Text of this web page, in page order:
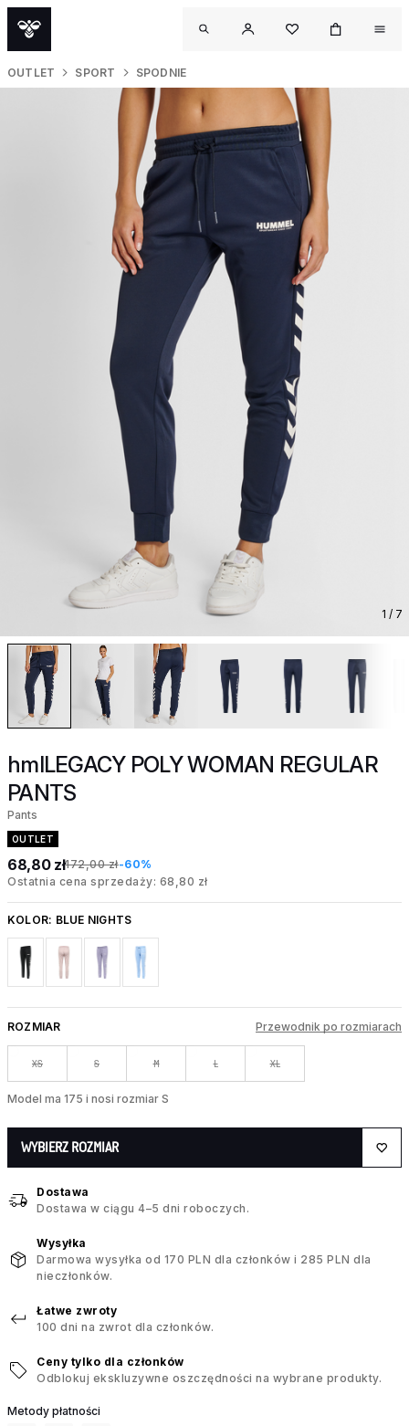
OUTLET SPORT SPODNIE
1 / 7
hmlLEGACY POLY WOMAN REGULAR
PANTS
Pants
OUTLET
68,80 zł172,00 zł-60%
Ostatnia cena sprzedaży: 68,80 zł
KOLOR: BLUE NIGHTS
ROZMIAR Przewodnik po rozmiarach
XS S M L XL
Model ma 175 i nosi rozmiar S
WYBIERZ ROZMIAR
Dostawa
Dostawa w ciągu 4–5 dni roboczych.
Wysyłka
Darmowa wysyłka od 170 PLN dla członków i 285 PLN dla
nieczłonków.
Łatwe zwroty
100 dni na zwrot dla członków.
Ceny tylko dla członków
Odblokuj ekskluzywne oszczędności na wybrane produkty.
Metody płatności